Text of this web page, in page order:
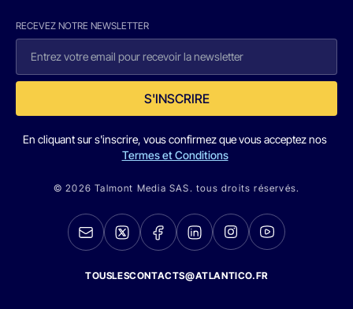
RECEVEZ NOTRE NEWSLETTER
S'INSCRIRE
En cliquant sur s'inscrire, vous confirmez que vous acceptez nos
Termes et Conditions
© 2026 Talmont Media SAS. tous droits réservés.
TOUSLESCONTACTS@ATLANTICO.FR